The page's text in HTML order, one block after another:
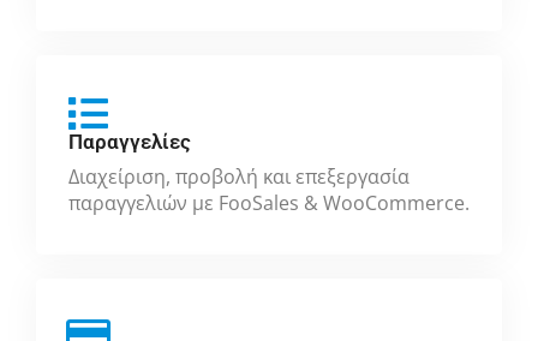
Παραγγελίες
Διαχείριση, προβολή και επεξεργασία
παραγγελιών με FooSales & WooCommerce.